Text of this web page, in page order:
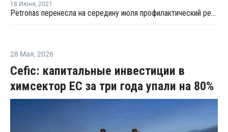
18 Июня, 2021
Petronas перенесла на середину июля профилактический ремонт крекинг-установки в Кертехе
28 Мая, 2026
Cefic: капитальные инвестиции в
химсектор ЕС за три года упали на 80%